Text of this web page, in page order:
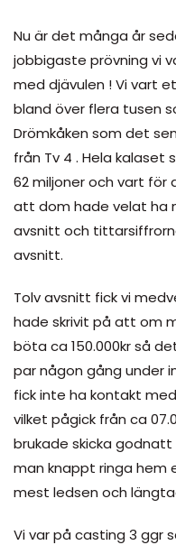
Nu är det många år
jobbigaste prövning vi
med djävulen ! Vi vart
bland över flera tusen
Drömkåken som det
från Tv 4 . Hela
62 miljoner och vart
att dom hade velat ha
avsnitt och
avsnitt.
Tolv avsnitt fick vi
hade skrivit på att om
böta ca 150.000kr så
par någon gång under
fick inte ha kontakt
vilket pågick från ca
brukade skicka
man knappt ringa hem
mest ledsen och
Vi var på casting 3 ggr